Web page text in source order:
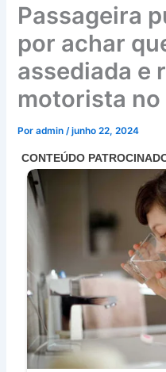
Passageira
por achar
assediada e
motorista
Poradmin/junho 22, 2024